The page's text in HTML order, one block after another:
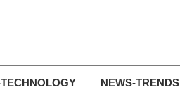
NEWS-TRENDS